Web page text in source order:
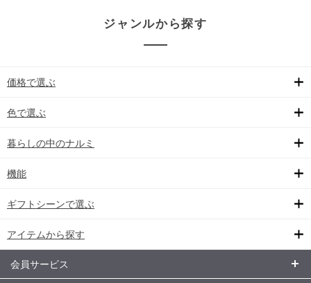
ジャンルから探す
価格で選ぶ
色で選ぶ
暮らしの中のナルミ
機能
ギフトシーンで選ぶ
アイテムから探す
会員サービス